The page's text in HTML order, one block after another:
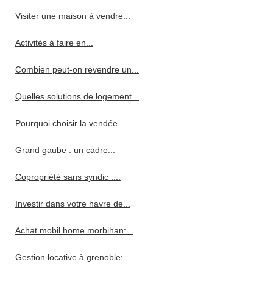
Visiter une maison à vendre...
Activités à faire en...
Combien peut-on revendre un...
Quelles solutions de logement...
Pourquoi choisir la vendée...
Grand gaube : un cadre...
Copropriété sans syndic :...
Investir dans votre havre de...
Achat mobil home morbihan:...
Gestion locative à grenoble:...